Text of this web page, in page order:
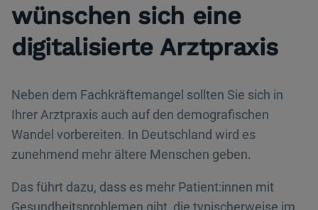
wünschen sich eine
digitalisierte Arztpraxis
Neben dem Fachkräftemangel sollten Sie sich in
Ihrer Arztpraxis auch auf den demografischen
Wandel vorbereiten. In Deutschland wird es
zunehmend mehr ältere Menschen geben.
Das führt dazu, dass es mehr Patient:innen mit